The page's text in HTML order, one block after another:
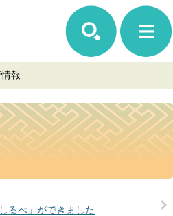
報
るべ」ができました